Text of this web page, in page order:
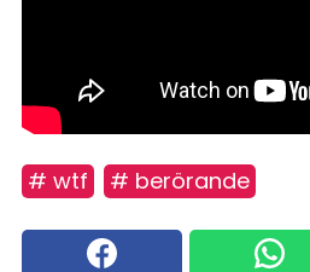
# wtf # berörande